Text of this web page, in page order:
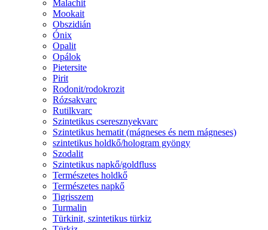
Malachit
Mookait
Obszidián
Ónix
Opalit
Opálok
Pietersite
Pirit
Rodonit/rodokrozit
Rózsakvarc
Rutilkvarc
Szintetikus cseresznyekvarc
Szintetikus hematit (mágneses és nem mágneses)
szintetikus holdkő/hologram gyöngy
Szodalit
Szintetikus napkő/goldfluss
Természetes holdkő
Természetes napkő
Tigrisszem
Turmalin
Türkinit, szintetikus türkiz